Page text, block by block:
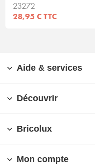
23272
28,95 € TTC
Aide & services
Découvrir
Bricolux
Mon compte